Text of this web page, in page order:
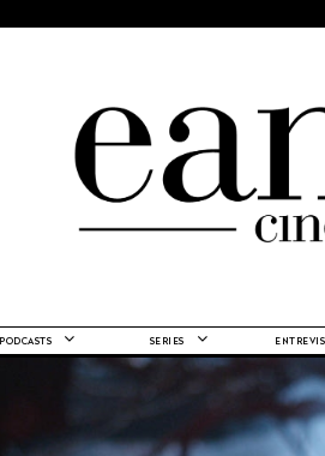
PODCASTS SERIES